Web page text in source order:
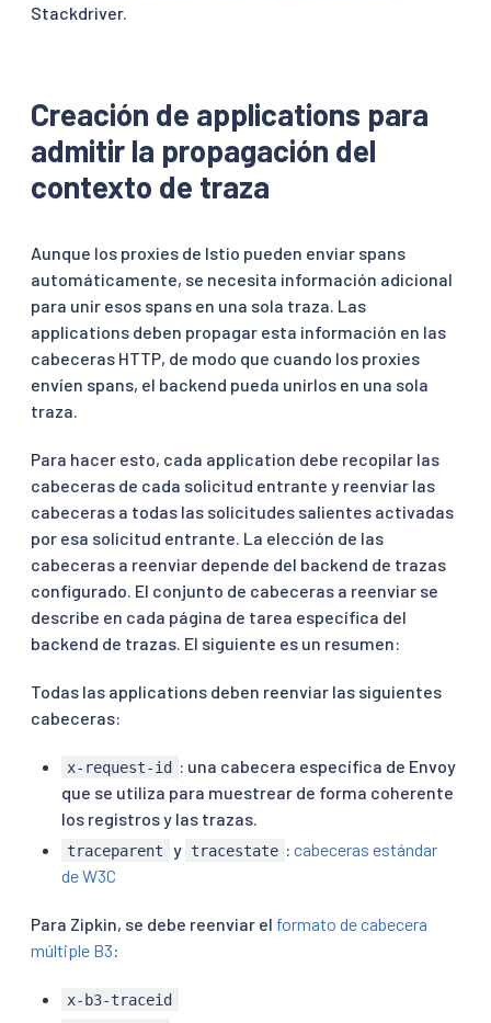
Stackdriver.
Creación de applications para
admitir la propagación del
contexto de traza
Aunque los proxies de Istio pueden enviar spans
automáticamente, se necesita información adicional
para unir esos spans en una sola traza. Las
applications deben propagar esta información en las
cabeceras HTTP, de modo que cuando los proxies
envíen spans, el backend pueda unirlos en una sola
traza.
Para hacer esto, cada application debe recopilar las
cabeceras de cada solicitud entrante y reenviar las
cabeceras a todas las solicitudes salientes activadas
por esa solicitud entrante. La elección de las
cabeceras a reenviar depende del backend de trazas
configurado. El conjunto de cabeceras a reenviar se
describe en cada página de tarea específica del
backend de trazas. El siguiente es un resumen:
Todas las applications deben reenviar las siguientes
cabeceras:
x-request-id : una cabecera específica de Envoy
que se utiliza para muestrear de forma coherente
los registros y las trazas.
traceparent y tracestate : cabeceras estándar
de W3C
Para Zipkin, se debe reenviar el formato de cabecera
múltiple B3:
x-b3-traceid